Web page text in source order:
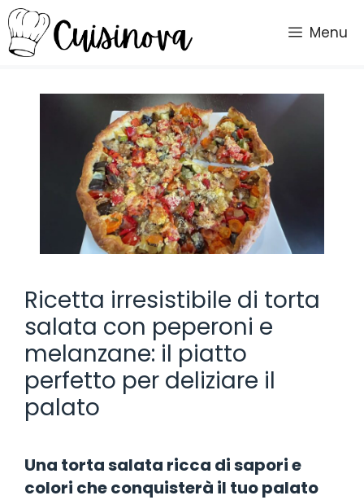
Vai
al
contenuto
Menu
Ricetta irresistibile di torta
salata con peperoni e
melanzane: il piatto
perfetto per deliziare il
palato
Una torta salata ricca di sapori e
colori che conquisterà il tuo palato